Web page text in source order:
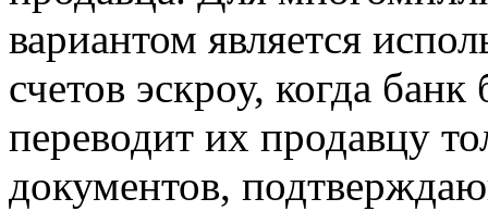
вариантом является
счетов эскроу, когда
переводит их продавцу
документов,